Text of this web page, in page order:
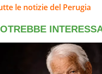
le notizie del Perugia